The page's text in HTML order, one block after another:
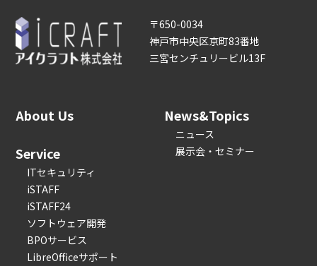
〒650-0034
神戸市中央区京町83番地
三宮センチュリービル13F
About Us
Service
ITセキュリティ
iSTAFF
iSTAFF24
ソフトウェア開発
BPOサービス
LibreOfficeサポート
News&Topics
ニュース
展示会・セミナー